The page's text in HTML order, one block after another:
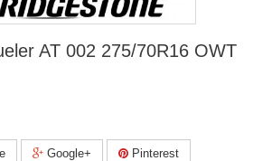
AT 002 275/70R16 OWT
Google+ Pinterest